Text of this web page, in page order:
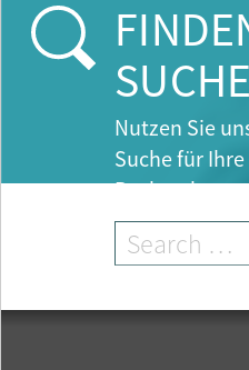
Nutzen Sie
Suche für
Recherche.